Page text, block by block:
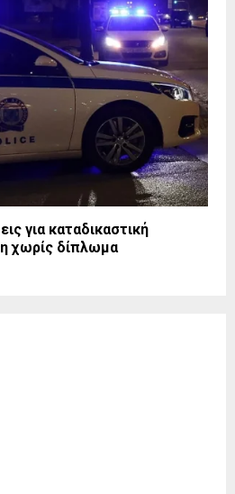
για καταδικαστική
χωρίς δίπλωμα